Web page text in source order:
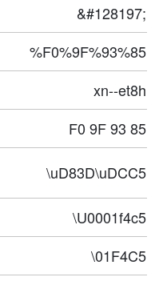
&#128197;
%F0%9F%93%85
xn--et8h
F0 9F 93 85
\uD83D\uDCC5
\U0001f4c5
\01F4C5